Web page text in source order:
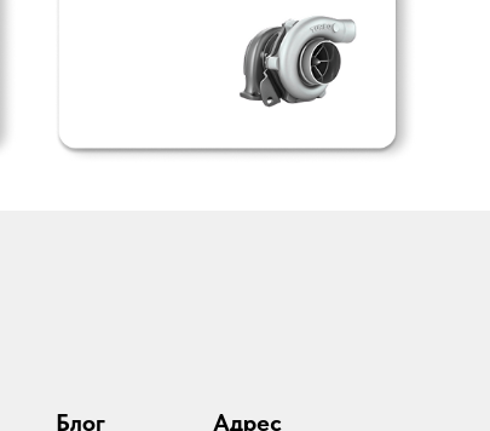
Адрес
Блог